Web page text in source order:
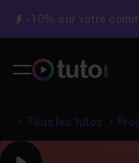
-10% sur votre
Tous les tutos